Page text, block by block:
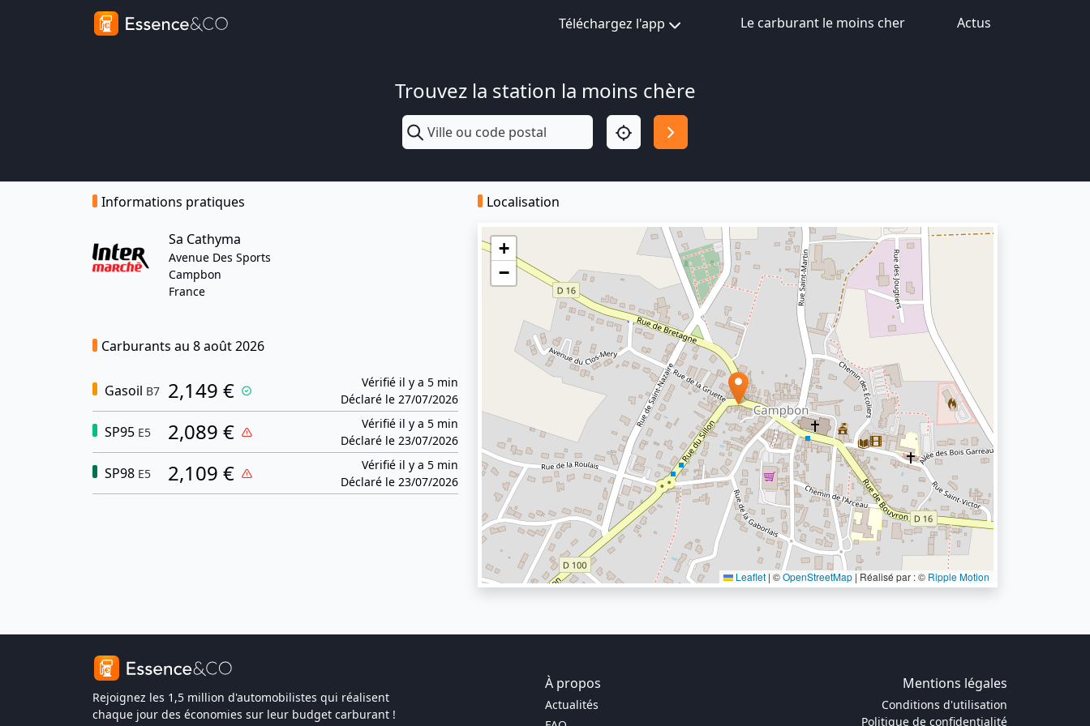
Téléchargez l'app Le carburant le moins cher Actus
Trouvez la station la moins chère
Informations pratiques
Sa Cathyma
Avenue Des Sports
Campbon
France
Carburants au 8 août 2026
Gasoil B7 2,149 €
Vérifié il y a 5 min
Déclaré le 27/07/2026
SP95 E5 2,089 €
Vérifié il y a 5 min
Déclaré le 23/07/2026
SP98 E5 2,109 €
Vérifié il y a 5 min
Déclaré le 23/07/2026
Localisation
+
−
Leaflet | ©OpenStreetMap | Réalisé par : © Ripple Motion
Rejoignez les 1,5 million d'automobilistes qui réalisent
chaque jour des économies sur leur budget carburant !
À propos Mentions légales
Actualités
Conditions d'utilisation
Politique de confidentialité